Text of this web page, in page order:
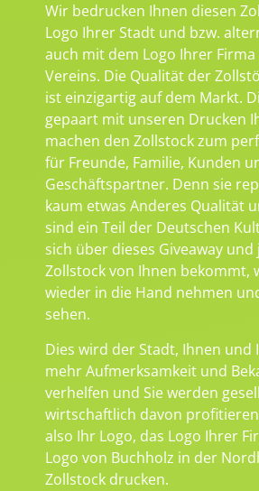
Wir bedrucken Ihnen diesen
Logo Ihrer Stadt und bzw.
auch mit dem Logo Ihrer
Vereins. Die Qualität der
ist einzigartig auf dem Markt.
gepaart mit unseren Drucken
machen den Zollstock zum
für Freunde, Familie, Kunden
Geschäftspartner. Denn sie
kaum etwas Anderes Qualität
sind ein Teil der Deutschen
sich über dieses Giveaway
Zollstock von Ihnen bekommt,
wieder in die Hand nehmen
sehen.
Dies wird der Stadt, Ihnen und
mehr Aufmerksamkeit und
verhelfen und Sie werden
wirtschaftlich davon
also Ihr Logo, das Logo Ihrer
Logo von Buchholz in der
Zollstock drucken.